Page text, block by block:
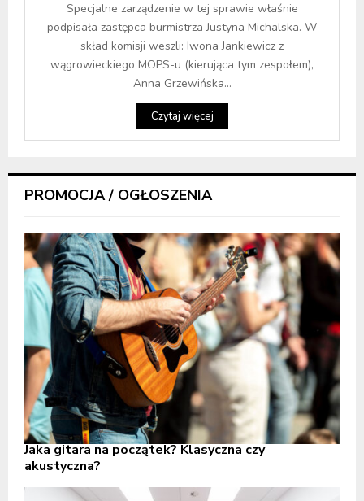
Specjalne zarządzenie w tej sprawie właśnie
podpisała zastępca burmistrza Justyna Michalska. W
skład komisji weszli: Iwona Jankiewicz z
wągrowieckiego MOPS-u (kierująca tym zespołem),
Anna Grzewińska...
Czytaj więcej
PROMOCJA / OGŁOSZENIA
Jaka gitara na początek? Klasyczna czy
akustyczna?